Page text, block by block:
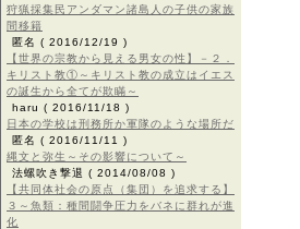
狩猟採集民アンダマン諸島人の子供の家族
間移籍
匿名 ( 2016/12/19 )
【世界の宗教から見える男女の性】－２．
キリスト教①～キリスト教の成立はイエス
の誕生から全てが欺瞞～
haru ( 2016/11/18 )
日本の学校は刑務所か軍隊のような場所だ
匿名 ( 2016/11/11 )
縄文と弥生～その影響について～
法螺吹き撃退 ( 2014/08/08 )
【共同体社会の原点（集団）を追求する】
３～魚類：種間闘争圧力をバネに群れが進
化